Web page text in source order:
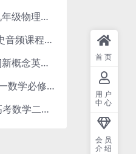
沪科版(初三)九年级物理全一册网课教学视频全集(录播版 杜春雨 66讲)
王芳讲中国历史音频课程全集(上下五千年)
[胡金铭 Diana]新概念英语第1册教学视频课程(全集 百度网盘下载)
2022赵礼显高一数学必修一课程视频资源(秋季班 含讲义)百度网盘云
胡源2024届高考数学二轮寒假春季精讲 百度网盘分享
首页
用户
中心
会员
介绍